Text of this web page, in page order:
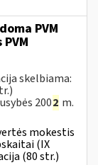
PVM
skelbiama:
2002 m.
mokestis
(IX
(80 str.)